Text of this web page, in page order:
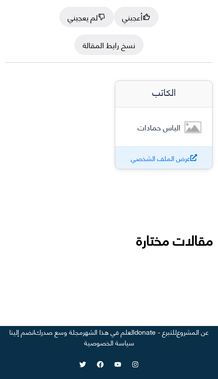
أعجبني
لم يعجبني
نسخ رابط المقالة
الكاتب
الياس حمادات
عرض الملف الشخصي
مقالات مختارة
عن المشروعللتبرع - donate العلم في هذا الشهرمجلة وسع صدركانضم إلينا
سياسة الخصوصية